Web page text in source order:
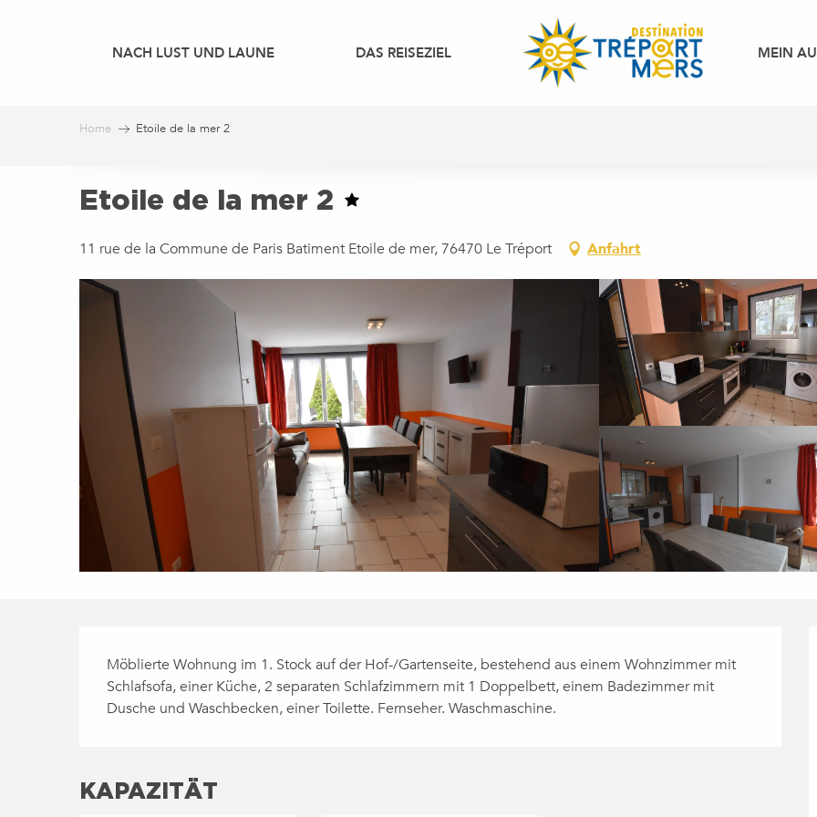
NACH LUST UND LAUNE DAS REISEZIEL MEIN
Home Etoile de la mer 2
Etoile de la mer 2
11 rue de la Commune de Paris Batiment Etoile de mer, 76470 Le Tréport Anfahrt
Möblierte Wohnung im 1. Stock auf der Hof-/Gartenseite, bestehend aus einem Wohnzimmer mit
Schlafsofa, einer Küche, 2 separaten Schlafzimmern mit 1 Doppelbett, einem Badezimmer mit
Dusche und Waschbecken, einer Toilette. Fernseher. Waschmaschine.
KAPAZITÄT